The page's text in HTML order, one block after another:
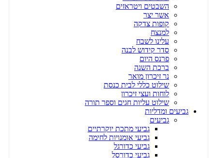
השבטים ויטראזים
אשר יצר
קופות צדקה
למנצח
עלינו לשבח
סדר קידוש לבנה
פרנס היום
ברכת השנה
נר זיכרון מואר
שילוט כללי לבית כנסת
לוחות ועצי זיכרון
שילוט עליות חגים וספר תורה
גביעים ומדליות
גביעים
גביעי מתכת יוקרתיים
גביעי אומנויות לחימה
גביעי כדורגל
גביעי כדורסל